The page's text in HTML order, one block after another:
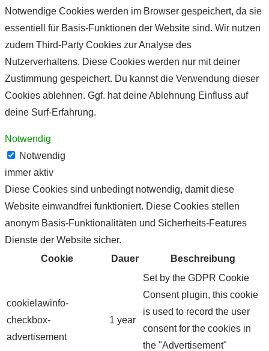
Notwendige Cookies werden im Browser gespeichert, da sie
essentiell für Basis-Funktionen der Website sind. Wir nutzen
zudem Third-Party Cookies zur Analyse des
Nutzerverhaltens. Diese Cookies werden nur mit deiner
Zustimmung gespeichert. Du kannst die Verwendung dieser
Cookies ablehnen. Ggf. hat deine Ablehnung Einfluss auf
deine Surf-Erfahrung.
Notwendig
Notwendig
immer aktiv
Diese Cookies sind unbedingt notwendig, damit diese
Website einwandfrei funktioniert. Diese Cookies stellen
anonym Basis-Funktionalitäten und Sicherheits-Features
Dienste der Website sicher.
Cookie
Dauer Beschreibung
cookielawinfo-
checkbox-
advertisement
1 year
Set by the GDPR Cookie
Consent plugin, this cookie
is used to record the user
consent for the cookies in
the "Advertisement"